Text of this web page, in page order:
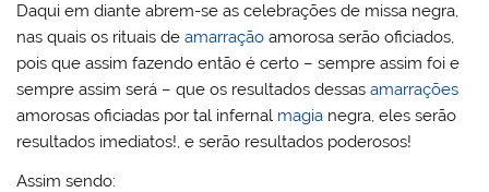
Daqui em diante abrem-se as celebrações de missa negra,
nas quais os rituais deamarração amorosa serão oficiados,
pois que assim fazendo então é certo – sempre assim foi e
sempre assim será – que os resultados dessasamarrações
amorosas oficiadas por tal infernal magia negra, eles serão
resultados imediatos!, e serão resultados poderosos!
Assim sendo: